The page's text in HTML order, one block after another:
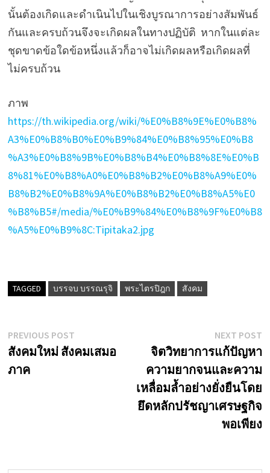
นั้นต้องเกิดและดำเนินไปในเชิงบูรณาการอย่างสัมพันธ์
กันและครบถ้วนจึงจะเกิดผลในทางปฏิบัติ หากในแต่ละ
ชุดขาดข้อใดข้อหนึ่งแล้วก็อาจไม่เกิดผลหรือเกิดผลที่
ไม่ครบถ้วน
ภาพ
https://th.wikipedia.org/wiki/%E0%B8%9E%E0%B8%
A3%E0%B8%B0%E0%B9%84%E0%B8%95%E0%B8
%A3%E0%B8%9B%E0%B8%B4%E0%B8%8E%E0%B
8%81%E0%B8%A0%E0%B8%B2%E0%B8%A9%E0%
B8%B2%E0%B8%9A%E0%B8%B2%E0%B8%A5%E0
%B8%B5#/media/%E0%B9%84%E0%B8%9F%E0%B8
%A5%E0%B9%8C:Tipitaka2.jpg
TAGGED บรรจบ บรรณรุจิ พระไตรปิฎก สังคม
Post
navigation
PREVIOUS POSTPrevious
post:
สังคมใหม่ สังคมเสมอ
ภาค
NEXT POST
จิตวิทยาการแก้ปัญหา
ความยากจนและความ
เหลื่อมล้ำอย่างยั่งยืนโดย
ยึดหลักปรัชญาเศรษฐกิจ
พอเพียง